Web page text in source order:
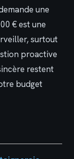
une
€ est une
surtout
proactive
restent
budget